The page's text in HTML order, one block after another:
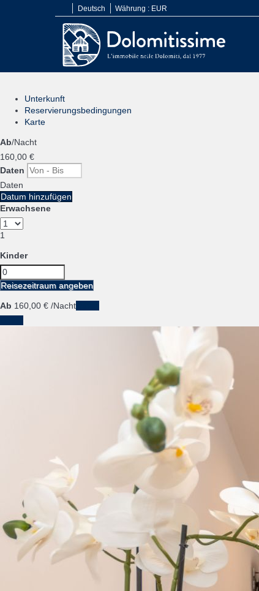
Deutsch Währung : EUR
Unterkunft
Reservierungsbedingungen
Karte
Ab/Nacht
160, 00 €
Daten
Daten
Datum hinzufügen
Erwachsene
1
Kinder
Reisezeitraum angeben
Ab 160, 00 € /Nacht